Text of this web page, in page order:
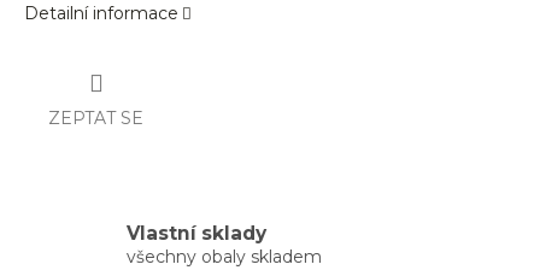
Detailní informace
ZEPTAT SE
Vlastní sklady
všechny obaly skladem